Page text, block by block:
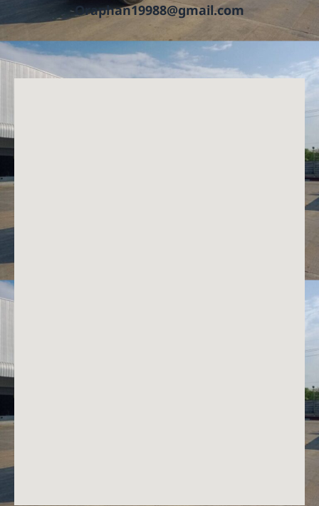
Oraphan19988@gmail.com